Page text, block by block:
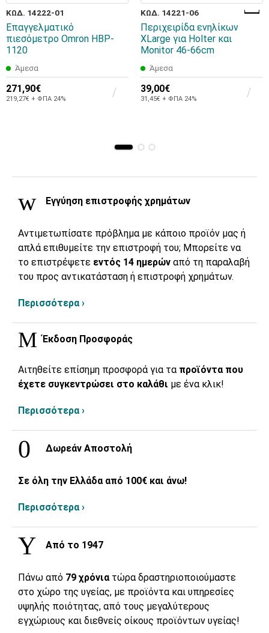
ΚΩΔ. 14222-01
Επαγγελματικό
πιεσόμετρο Omron HBP-
1120
Άμεσα
271,90€
219,27€ + ΦΠΑ 24%
ΚΩΔ. 14221-06
Περιχειρίδα ενηλίκων
XLarge για Holter και
Monitor 46-66cm
Άμεσα
39,00€
31,45€ + ΦΠΑ 24%
Εγγύηση επιστροφής χρημάτων
Αντιμετωπίσατε πρόβλημα με κάποιο προϊόν μας ή
απλά επιθυμείτε την επιστροφή του; Μπορείτε να
το επιστρέψετε εντός 14 ημερών από τη παραλαβή
του προς αντικατάσταση ή επιστροφή χρημάτων.
Περισσότερα ›
Έκδοση Προσφοράς
Αιτηθείτε επίσημη προσφορά για τα προϊόντα που
έχετε συγκεντρώσει στο καλάθι με ένα κλικ!
Περισσότερα ›
Δωρεάν Αποστολή
Σε όλη την Ελλάδα από 100€ και άνω!
Περισσότερα ›
Από το 1947
Πάνω από 79 χρόνια τώρα δραστηριοποιούμαστε
στο χώρο της υγείας, με προϊόντα και υπηρεσίες
υψηλής ποιότητας, από τους μεγαλύτερους
εγχώριους και διεθνείς οίκους προϊόντων υγείας!